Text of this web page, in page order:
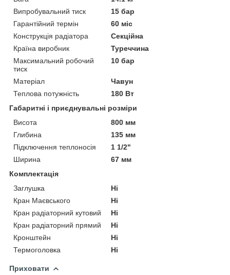
Випробувальний тиск
15 бар
Гарантійний термін
60 міс
Конструкція радіатора
Секційна
Країна виробник
Туреччина
Максимальний робочий
тиск
10 бар
Матеріал
Чавун
Теплова потужність
180 Вт
Габаритні і приєднувальні розміри
Висота
800 мм
Глибина
135 мм
Підключення теплоносія
1 1/2"
Ширина
67 мм
Комплектація
Заглушка
Ні
Кран Маєвського
Ні
Кран радіаторний кутовий
Ні
Кран радіаторний прямий
Ні
Кронштейн
Ні
Термоголовка
Ні
Приховати